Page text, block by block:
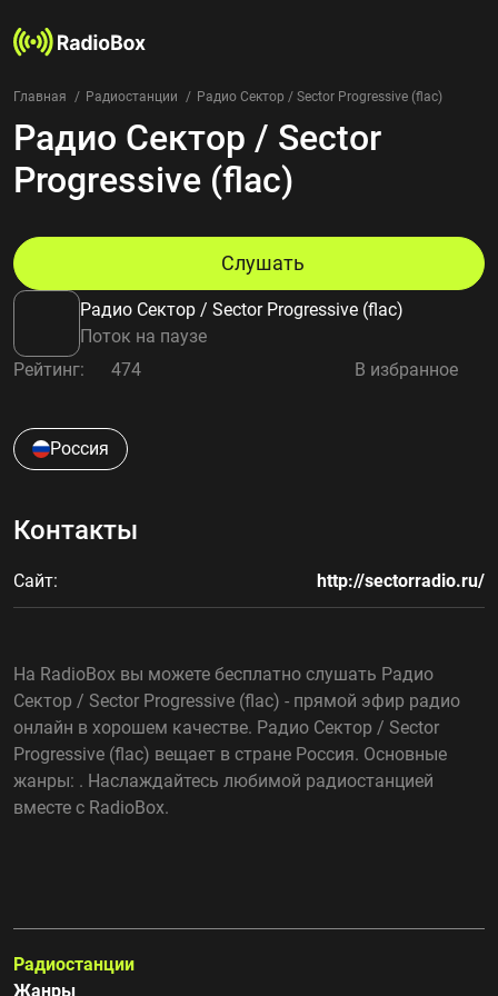
Радиостанции
Жанры
Страны
Избранное
Добавить радиостанцию
Контакты
Главная Радиостанции Радио Сектор / Sector Progressive (flac)
Радио Сектор / Sector
Progressive (flac)
Радио Сектор / Sector Progressive (flac)
Поток на паузе
Слушать
Рейтинг: 474 В избранное
Россия
Контакты
Сайт: http://sectorradio.ru/
На RadioBox вы можете бесплатно слушать Радио
Сектор / Sector Progressive (flac) - прямой эфир радио
онлайн в хорошем качестве. Радио Сектор / Sector
Progressive (flac) вещает в стране Россия. Основные
жанры: . Наслаждайтесь любимой радиостанцией
вместе с RadioBox.
Радиостанции
Жанры